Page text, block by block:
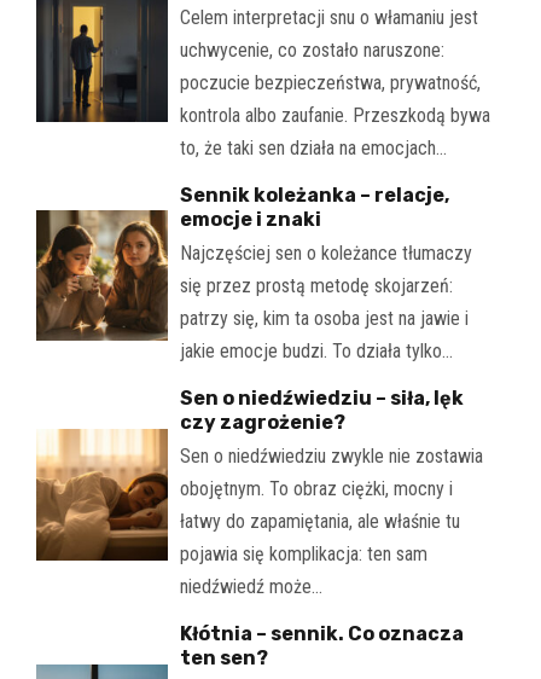
Celem interpretacji snu o włamaniu jest
uchwycenie, co zostało naruszone:
poczucie bezpieczeństwa, prywatność,
kontrola albo zaufanie. Przeszkodą bywa
to, że taki sen działa na emocjach…
Sennik koleżanka – relacje,
emocje i znaki
Najczęściej sen o koleżance tłumaczy
się przez prostą metodę skojarzeń:
patrzy się, kim ta osoba jest na jawie i
jakie emocje budzi. To działa tylko…
Sen o niedźwiedziu – siła, lęk
czy zagrożenie?
Sen o niedźwiedziu zwykle nie zostawia
obojętnym. To obraz ciężki, mocny i
łatwy do zapamiętania, ale właśnie tu
pojawia się komplikacja: ten sam
niedźwiedź może…
Kłótnia – sennik. Co oznacza
ten sen?